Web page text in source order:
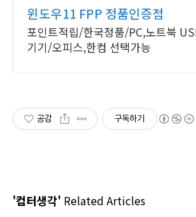
윈도우11 FPP 정품인증점
포인트적립/한국정품/PC,노트북
기기/오피스,한컴 선택가능
공감 구독하기
'컴터생각' Related Articles